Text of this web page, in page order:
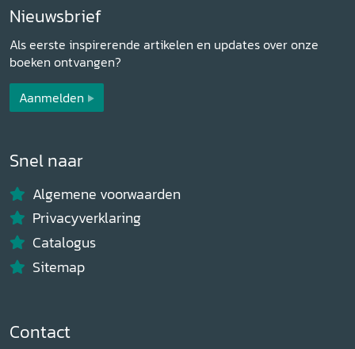
Nieuwsbrief
Als eerste inspirerende artikelen en updates over onze
boeken ontvangen?
Aanmelden
Snel naar
Algemene voorwaarden
Privacyverklaring
Catalogus
Sitemap
Contact